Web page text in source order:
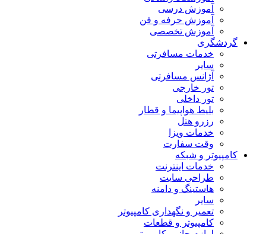
آموزش درسی
آموزش حرفه و فن
آموزش تخصصی
گردشگری
خدمات مسافرتی
سایر
آژانس مسافرتی
تور خارجی
تور داخلی
بلیط هواپیما و قطار
رزرو هتل
خدمات ویزا
وقت سفارت
کامپیوتر و شبکه
خدمات اینترنت
طراحی سایت
هاستینگ و دامنه
سایر
تعمیر و نگهداری کامپیوتر
کامپیوتر و قطعات